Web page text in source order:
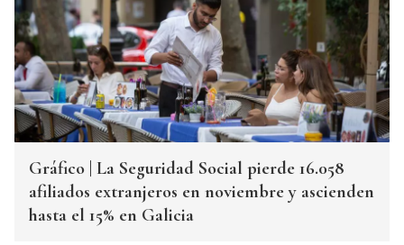
Gráfico | La Seguridad Social pierde 16.058
afiliados extranjeros en noviembre y ascienden
hasta el 15% en Galicia